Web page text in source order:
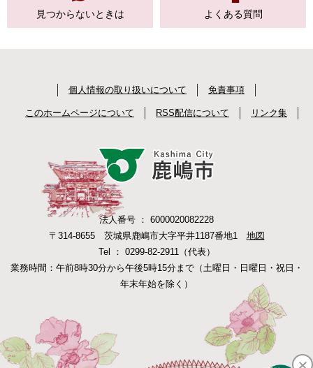
見つからないときは よくある質問
個人情報の取り扱いについて 免責事項
このホームページについて RSS配信について リンク集
法人番号 ： 6000020082228
〒314-8655 茨城県鹿嶋市大字平井1187番地1 地図
Tel ： 0299-82-2911（代表）
業務時間：午前8時30分から午後5時15分まで（土曜日・日曜日・祝日・
年末年始を除く）